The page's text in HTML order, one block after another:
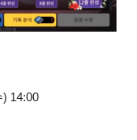
14:00